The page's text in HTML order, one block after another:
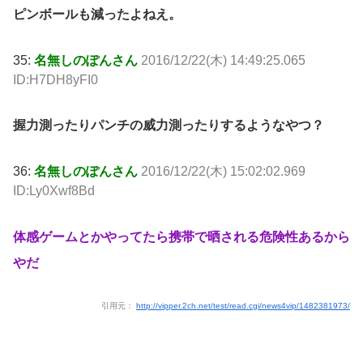
ピンボールも減ったよねえ。
35: 名無しのぽんさん 2016/12/22(木) 14:49:25.065
ID:H7DH8yFI0
握力測ったりパンチの威力測ったりするようなやつ？
36: 名無しのぽんさん 2016/12/22(木) 15:02:02.969
ID:Ly0Xwf8Bd
体感ゲームとかやってたら携帯で晒される危険性あるから
やだ
引用元： http://vipper.2ch.net/test/read.cgi/news4vip/1482381973/